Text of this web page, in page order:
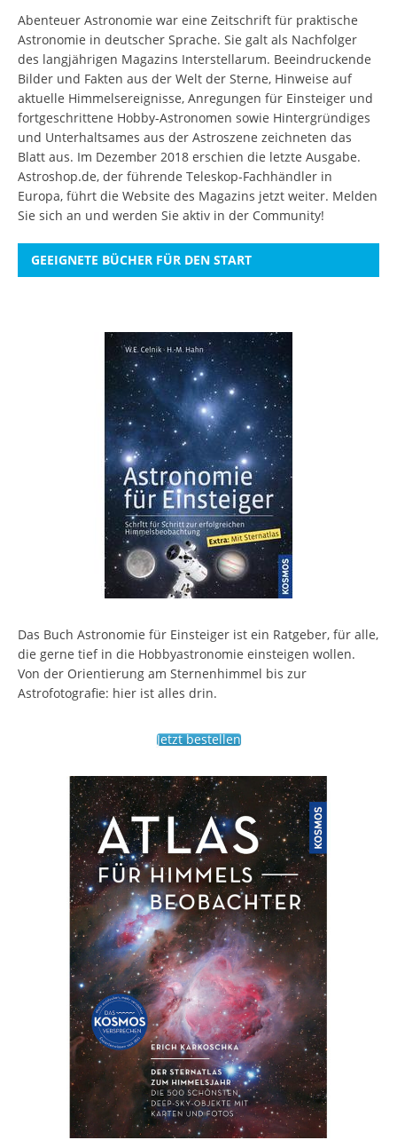
Abenteuer Astronomie war eine Zeitschrift für praktische
Astronomie in deutscher Sprache. Sie galt als Nachfolger
des langjährigen Magazins Interstellarum. Beeindruckende
Bilder und Fakten aus der Welt der Sterne, Hinweise auf
aktuelle Himmelsereignisse, Anregungen für Einsteiger und
fortgeschrittene Hobby-Astronomen sowie Hintergründiges
und Unterhaltsames aus der Astroszene zeichneten das
Blatt aus. Im Dezember 2018 erschien die letzte Ausgabe.
Astroshop.de, der führende Teleskop-Fachhändler in
Europa, führt die Website des Magazins jetzt weiter. Melden
Sie sich an und werden Sie aktiv in der Community!
GEEIGNETE BÜCHER FÜR DEN START
Das Buch Astronomie für Einsteiger ist ein Ratgeber, für alle,
die gerne tief in die Hobbyastronomie einsteigen wollen.
Von der Orientierung am Sternenhimmel bis zur
Astrofotografie: hier ist alles drin.
Jetzt bestellen